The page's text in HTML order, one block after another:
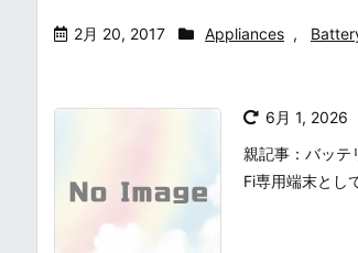
2月 20, 2017 Appliances ,
6月 1, 2026
親記事：バッテ
Fi専用端末とし